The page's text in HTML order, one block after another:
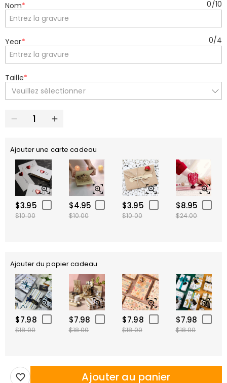
Nom* 0/10
Year* 0/4
Taille*
Veuillez sélectionner
Ajouter une carte cadeau
$3.95
$10.00
$4.95
$10.00
$3.95
$10.00
$8.95
$24.00
Ajouter du papier cadeau
$7.98
$18.00
$7.98
$18.00
$7.98
$18.00
$7.98
$18.00
Ajouter au panier